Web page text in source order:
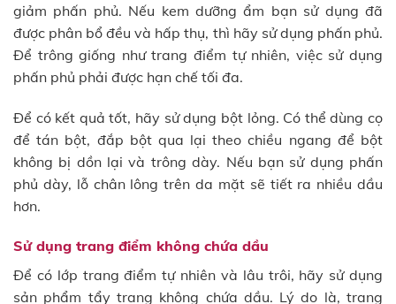
giảm phấn phủ. Nếu kem dưỡng ẩm bạn sử dụng đã
được phân bổ đều và hấp thụ, thì hãy sử dụng phấn phủ.
Để trông giống như trang điểm tự nhiên, việc sử dụng
phấn phủ phải được hạn chế tối đa.
Để có kết quả tốt, hãy sử dụng bột lỏng. Có thể dùng cọ
để tán bột, đắp bột qua lại theo chiều ngang để bột
không bị dồn lại và trông dày. Nếu bạn sử dụng phấn
phủ dày, lỗ chân lông trên da mặt sẽ tiết ra nhiều dầu
hơn.
Sử dụng trang điểm không chứa dầu
Để có lớp trang điểm tự nhiên và lâu trôi, hãy sử dụng
sản phẩm tẩy trang không chứa dầu. Lý do là, trang